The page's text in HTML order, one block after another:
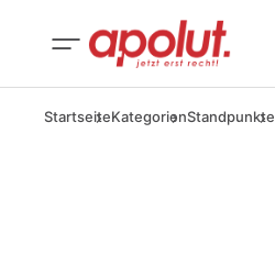
StartseiteKategorienStandpunkte